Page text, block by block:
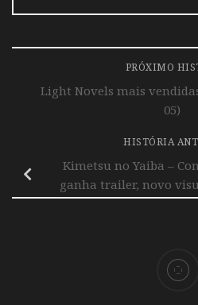
PRÓXIMO
Light Novels mais
05)
HISTÓRIA
Kimetsu no Yaiba –
ganha trailer, novo